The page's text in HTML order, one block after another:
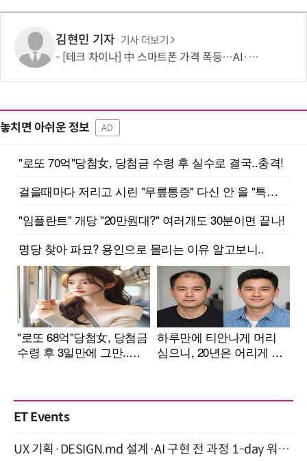
김현민 기자 기사 더보기
[테크 차이나] 中 스마트폰 가격 폭등…AI·5G로 모바일 산업 패러다임 전환 모색
놓치면 아쉬운 정보 AD
ET Events
UX 기획·DESIGN.md 설계·AI 구현 전 과정 1-day 워크숍 with Claude Code·Codex 9월 15일 개최